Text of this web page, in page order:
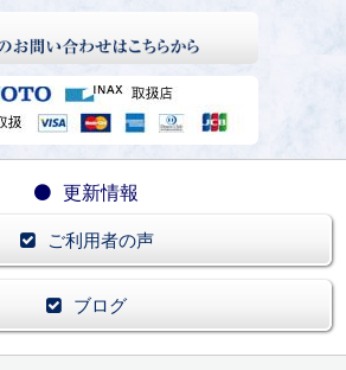
更新情報
ご利用者の声
ブログ